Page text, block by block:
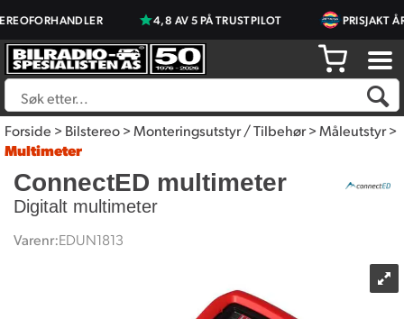
4,8 AV 5 PÅ TRUSTPILOT PRISJAKT
Forside>Bilstereo>Monteringsutstyr / Tilbehør>Måleutstyr>
Multimeter
ConnectED multimeter
Digitalt multimeter
Varenr:EDUN1813